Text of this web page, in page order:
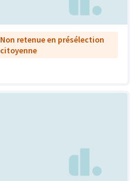
Non retenue en présélection
citoyenne